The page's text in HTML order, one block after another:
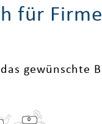
für
gewünschte
0